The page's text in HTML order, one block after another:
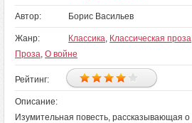
Автор: Борис Васильев
Жанр: Классика, Классическая проза
Проза, О войне
Рейтинг:
Описание:
Изумительная повесть, рассказывающая